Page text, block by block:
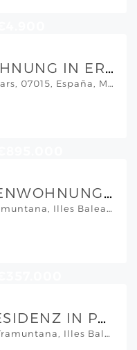
FANTASTISCHE WOHNUNG IN ERSTER LINIE MEER SAN AGUSTIN ZUR MIETE
Sant Agustí, Palma, Illes Balears, 07015, España, Mallorca Südwesten
CHATMANTE GARTENWOHNUNG IN BENDINAT /CAS CATALA MIT BEHEIZTEM INNENPOOL
Bendinat, Calvià, Serra de Tramuntana, Illes Balears, 07181, España, Mallorca Südwesten
NESEA II – NEUE RESIDENZ IN PALMANOVA
Palmanova, Calvià, Serra de Tramuntana, Illes Balears, 07182, España, Mallorca Südwesten